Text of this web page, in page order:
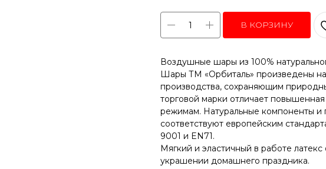
В КОРЗИНУ
Воздушные шары из 100%
Шары ТМ «Орбиталь» произведены
производства, сохраняющим
торговой марки отличает
режимам. Натуральные компоненты
соответствуют европейским
9001 и EN71.
Мягкий и эластичный в работе
украшении домашнего праздника.